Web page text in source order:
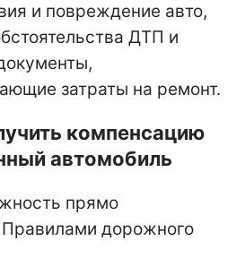
и повреждение авто,
ДТП и
затраты на ремонт.
компенсацию
автомобиль
прямо
дорожного